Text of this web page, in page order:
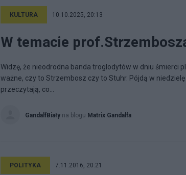
KULTURA 10.10.2025, 20:13
W temacie
Widzę, że nieodrodna banda troglodytów w dniu śmierci
ważne, czy to Strzembosz czy to Stuhr. Pójdą w
przeczytają, co...
GandalfBiały na blogu Matrix Gandalfa
POLITYKA 7.11.2016, 20:21